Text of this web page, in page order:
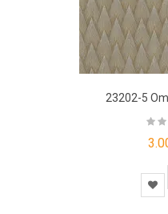
23202-5